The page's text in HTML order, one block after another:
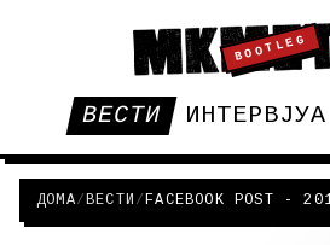
BOOTLEG
ВЕСТИ ИНТЕРВЈУА
ДОМА/ВЕСТИ /FACEBOOK POST -